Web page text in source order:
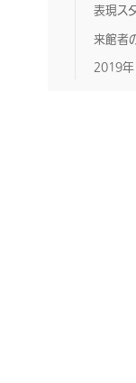
表現ス
来館者
2019年